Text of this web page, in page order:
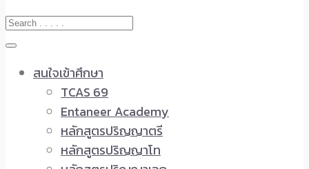
สนใจเข้าศึกษา
TCAS 69
Entaneer Academy
หลักสูตรปริญญาตรี
หลักสูตรปริญญาโท